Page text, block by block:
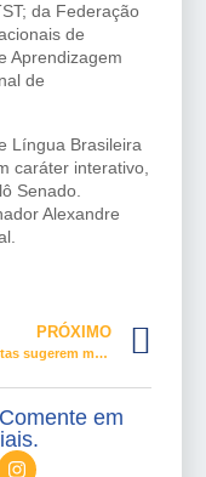
da Federação
de
Aprendizagem
de
Língua Brasileira
caráter interativo,
Senado.
Alexandre
PRÓXIMO
Especialistas sugerem mudanças na legislação contra abuso sexual de crianças
em